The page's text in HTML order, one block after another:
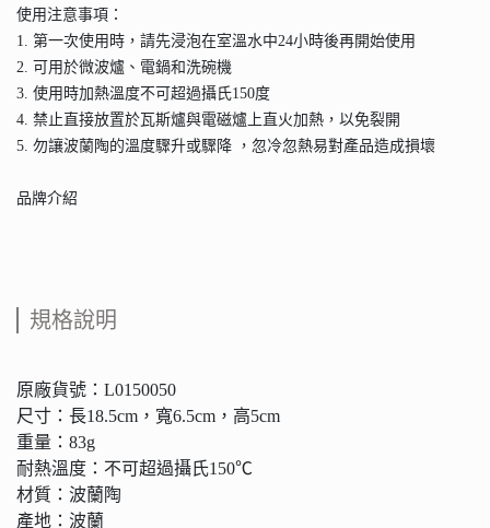
使用注意事項：
1. 第一次使用時，請先浸泡在室溫水中24小時後再開始使用
2. 可用於微波爐、電鍋和洗碗機
3. 使用時加熱溫度不可超過攝氏150度
4. 禁止直接放置於瓦斯爐與電磁爐上直火加熱，以免裂開
5. 勿讓波蘭陶的溫度驟升或驟降 ，忽冷忽熱易對產品造成損壞
品牌介紹
規格說明
原廠貨號：L0150050
尺寸：長18.5cm，寬6.5cm，高5cm
重量：83g
耐熱溫度：不可超過攝氏150℃
材質：波蘭陶
產地：波蘭